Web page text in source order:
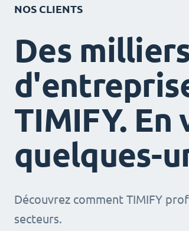
NOS CLIENTS
Des
TIMIFY. En
quelques-
Découvrez comment TIMIFY
secteurs.